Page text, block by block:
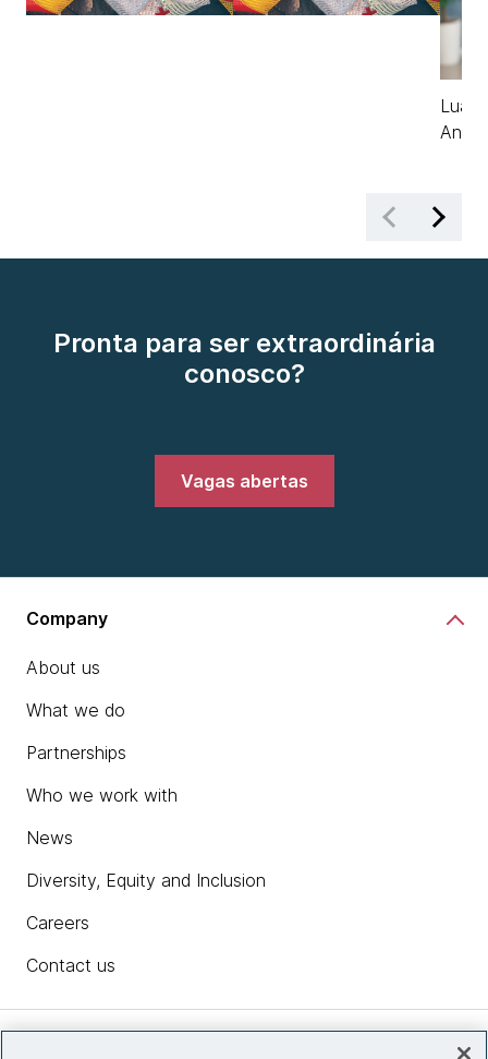
Pronta para ser extraordinária
conosco?
Vagas abertas
Company
About us
What we do
Partnerships
Who we work with
News
Diversity, Equity and Inclusion
Careers
Contact us